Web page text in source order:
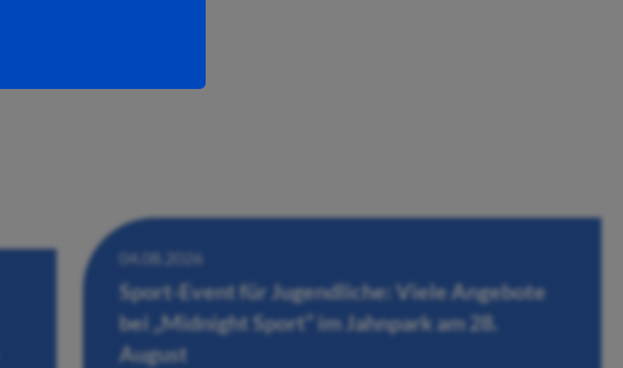
04.08.2026
Sport-Event für Jugendliche: Viele Angebote
bei „Midnight Sport“ im Jahnpark am 28.
August